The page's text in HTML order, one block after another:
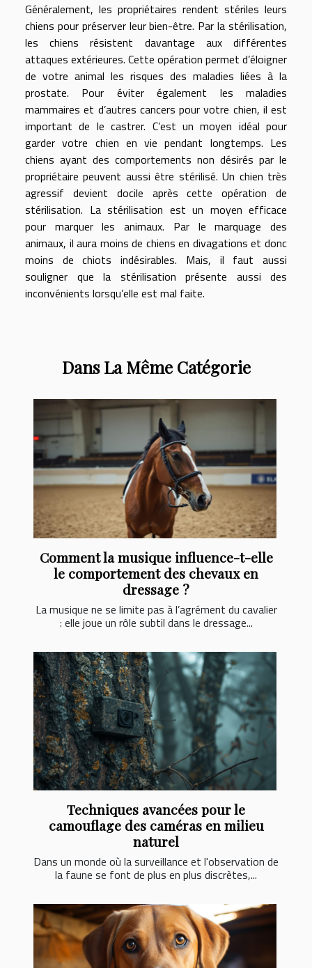
Généralement, les propriétaires rendent stériles leurs
chiens pour préserver leur bien-être. Par la stérilisation,
les chiens résistent davantage aux différentes
attaques extérieures. Cette opération permet d’éloigner
de votre animal les risques des maladies liées à la
prostate. Pour éviter également les maladies
mammaires et d’autres cancers pour votre chien, il est
important de le castrer. C’est un moyen idéal pour
garder votre chien en vie pendant longtemps. Les
chiens ayant des comportements non désirés par le
propriétaire peuvent aussi être stérilisé. Un chien très
agressif devient docile après cette opération de
stérilisation. La stérilisation est un moyen efficace
pour marquer les animaux. Par le marquage des
animaux, il aura moins de chiens en divagations et donc
moins de chiots indésirables. Mais, il faut aussi
souligner que la stérilisation présente aussi des
inconvénients lorsqu’elle est mal faite.
Dans La Même Catégorie
Comment la musique influence-t-elle
le comportement des chevaux en
dressage ?
La musique ne se limite pas à l’agrément du cavalier
: elle joue un rôle subtil dans le dressage...
Techniques avancées pour le
camouflage des caméras en milieu
naturel
Dans un monde où la surveillance et l'observation de
la faune se font de plus en plus discrètes,...